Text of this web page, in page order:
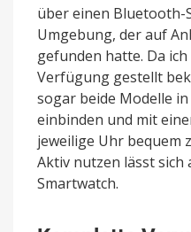
über einen Bluetooth-
Umgebung, der auf
gefunden hatte. Da
Verfügung gestellt
sogar beide Modelle
einbinden und mit
jeweilige Uhr bequem
Aktiv nutzen lässt sich
Smartwatch.